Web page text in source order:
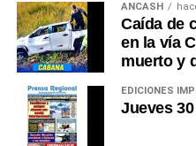
confianza que transmite a
Un turista que sabe que
de rescate decide viajar
agencia internacional
confianza un destino
reduce sus restricciones.
ANCASH
Caída de
en la vía
muerto y
EDICIONES
Jueves